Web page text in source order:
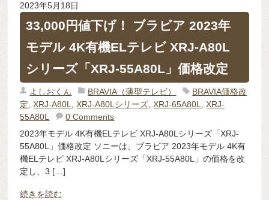
2023年5月18日
33,000円値下げ！ ブラビア 2023年
モデル 4K有機ELテレビ XRJ-A80L
シリーズ「XRJ-55A80L」価格改定
よしおくん BRAVIA（薄型テレビ）
BRAVIA価格改
定,XRJ-A80L,XRJ-A80Lシリーズ,XRJ-65A80L,XRJ-
55A80L
0 Comments
2023年モデル 4K有機ELテレビ XRJ-A80Lシリーズ「XRJ-
55A80L」価格改定 ソニーは、ブラビア 2023年モデル 4K有
機ELテレビ XRJ-A80Lシリーズ「XRJ-55A80L」の価格を改
定し、3 […]
続きを読む